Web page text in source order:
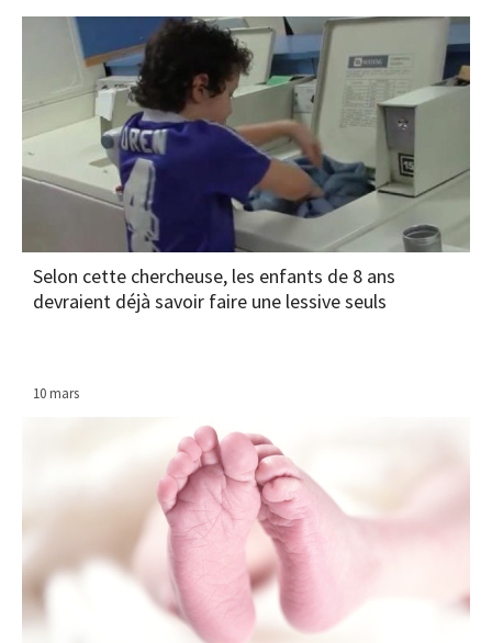
Selon cette chercheuse, les enfants de 8 ans
devraient déjà savoir faire une lessive seuls
10 mars